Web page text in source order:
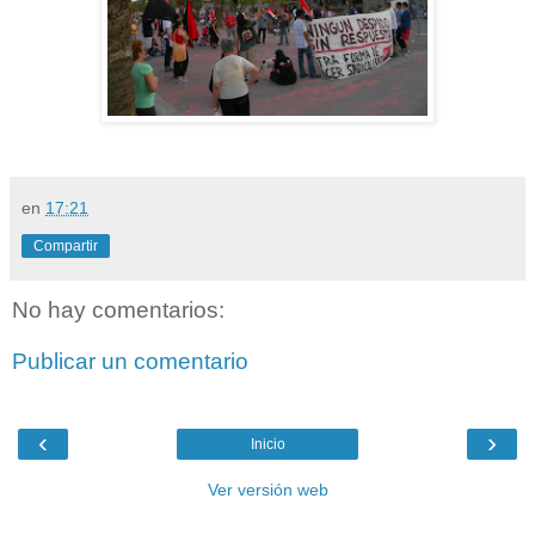
en 17:21
Compartir
No hay comentarios:
Publicar un comentario
‹ ›
Inicio
Ver versión web